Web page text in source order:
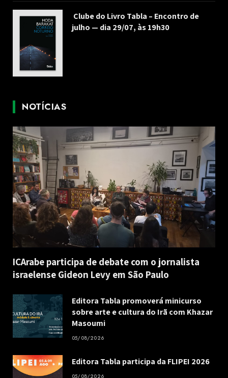
Clube do Livro Tabla – Encontro de
julho — dia 29/07, às 19h30
NOTÍCIAS
ICArabe participa de debate com o jornalista
israelense Gideon Levy em São Paulo
Editora Tabla promoverá minicurso
sobre arte e cultura do Irã com Khazar
Masoumi
05/08/2026
Editora Tabla participa da FLIPEI 2026
05/08/2026